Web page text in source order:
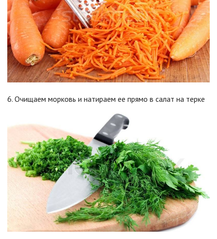
6. Очищаем морковь и натираем ее прямо в салат на терке